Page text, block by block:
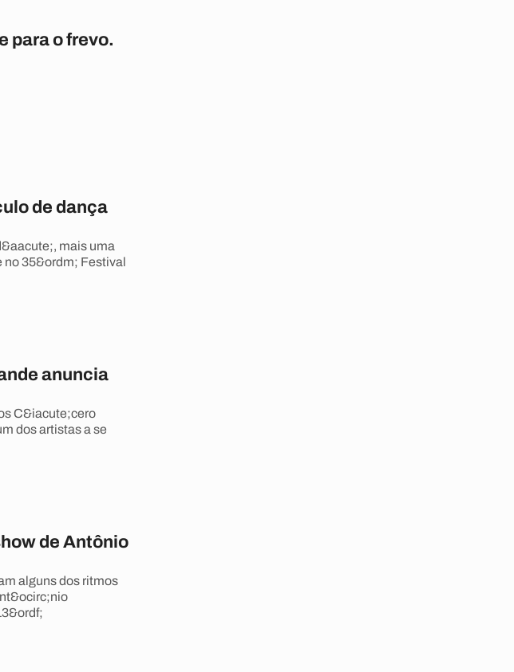
para o frevo.
de dança
mais uma
no 35&ordm; Festival
anuncia
C&iacute;cero
dos artistas a se
de Antônio
alguns dos ritmos